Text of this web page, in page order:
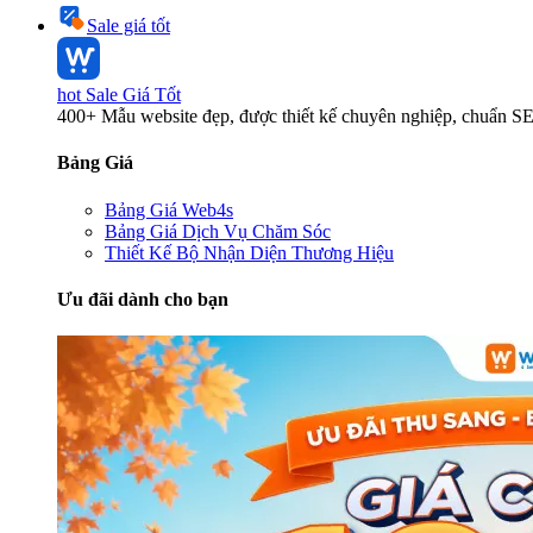
Sale giá tốt
hot Sale Giá Tốt
400+ Mẫu website đẹp, được thiết kế chuyên nghiệp, chuẩn
Bảng Giá
Bảng Giá Web4s
Bảng Giá Dịch Vụ Chăm Sóc
Thiết Kế Bộ Nhận Diện Thương Hiệu
Ưu đãi dành cho bạn